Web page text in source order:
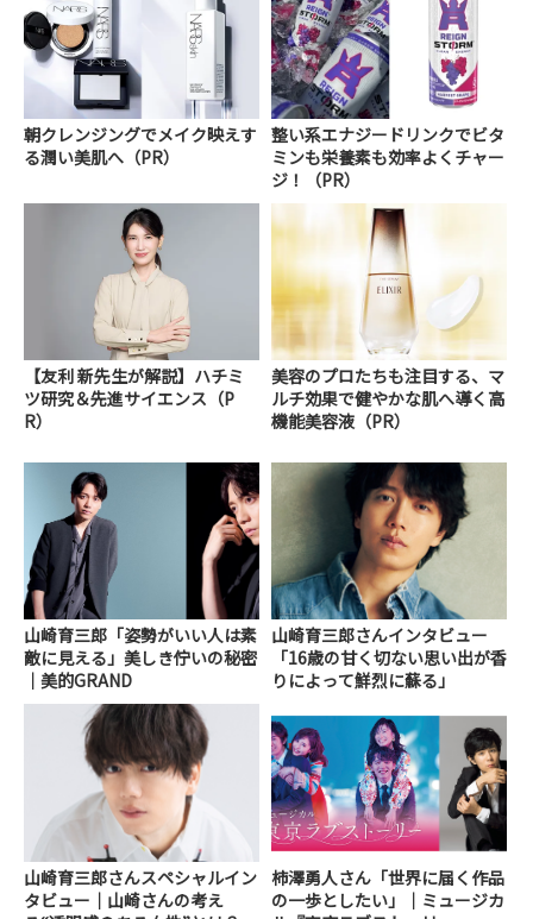
朝クレンジングでメイク映えす
る潤い美肌へ（PR）
整い系エナジードリンクでビタ
ミンも栄養素も効率よくチャー
ジ！（PR）
【友利 新先生が解説】ハチミ
ツ研究＆先進サイエンス（P
R）
美容のプロたちも注目する、マ
ルチ効果で健やかな肌へ導く高
機能美容液（PR）
山崎育三郎「姿勢がいい人は素
敵に見える」美しき佇いの秘密
｜美的GRAND
山崎育三郎さんインタビュー
「16歳の甘く切ない思い出が香
りによって鮮烈に蘇る」
山崎育三郎さんスペシャルイン
タビュー｜山崎さんの考え
柿澤勇人さん「世界に届く作品
の一歩としたい」｜ミュージカ